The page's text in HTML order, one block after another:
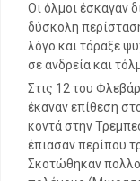
Οι όλμοι έσκαγαν
δύσκολη
λόγο και τάραξε
σε ανδρεία και
Στις 12 του
έκαναν επίθεση
κοντά στην
έπιασαν περίπου
Σκοτώθηκαν